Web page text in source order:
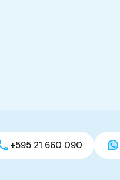
+595 21 660 090